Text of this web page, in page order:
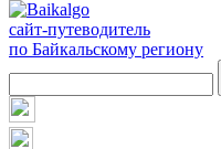
сайт-путеводитель
по Байкальскому региону